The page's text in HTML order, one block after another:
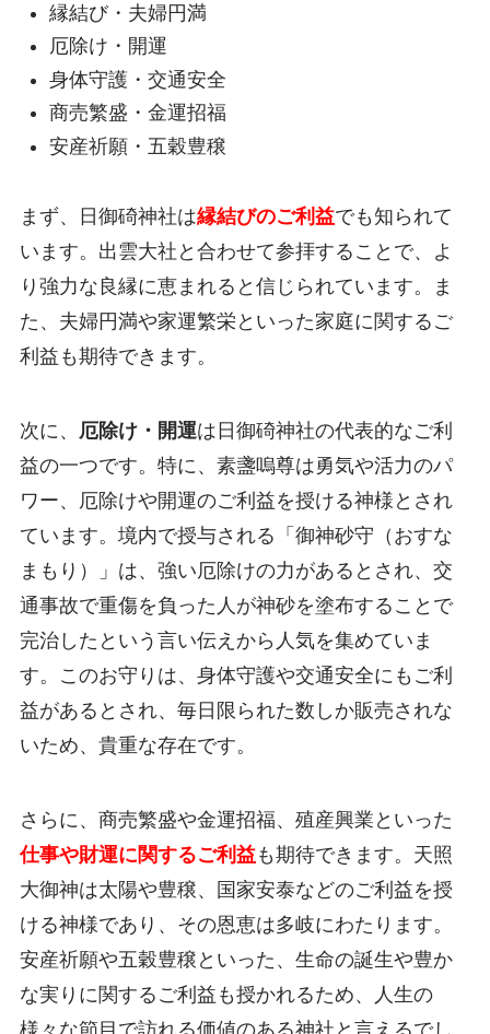
縁結び・夫婦円満
厄除け・開運
身体守護・交通安全
商売繁盛・金運招福
安産祈願・五穀豊穣
まず、日御碕神社は縁結びのご利益でも知られて
います。出雲大社と合わせて参拝することで、よ
り強力な良縁に恵まれると信じられています。ま
た、夫婦円満や家運繁栄といった家庭に関するご
利益も期待できます。
次に、 厄除け・開運は日御碕神社の代表的なご利
益の一つです。特に、素盞嗚尊は勇気や活力のパ
ワー、厄除けや開運のご利益を授ける神様とされ
ています。境内で授与される「御神砂守（おすな
まもり）」は、強い厄除けの力があるとされ、交
通事故で重傷を負った人が神砂を塗布することで
完治したという言い伝えから人気を集めていま
す。このお守りは、身体守護や交通安全にもご利
益があるとされ、毎日限られた数しか販売されな
いため、貴重な存在です。
さらに、商売繁盛や金運招福、殖産興業といった
仕事や財運に関するご利益も期待できます。天照
大御神は太陽や豊穣、国家安泰などのご利益を授
ける神様であり、その恩恵は多岐にわたります。
安産祈願や五穀豊穣といった、生命の誕生や豊か
な実りに関するご利益も授かれるため、人生の